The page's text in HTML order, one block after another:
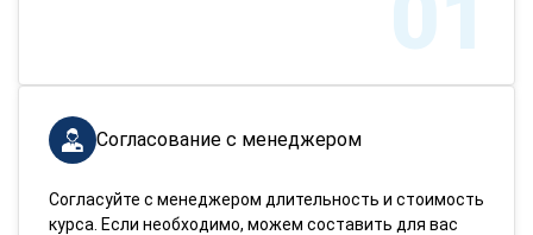
Согласование с менеджером
Согласуйте с менеджером длительность и стоимость
курса. Если необходимо, можем составить для вас